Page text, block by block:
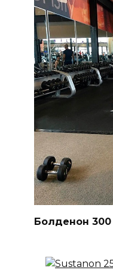
Болденон